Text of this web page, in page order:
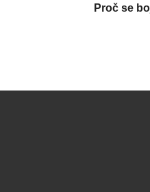
Proč se